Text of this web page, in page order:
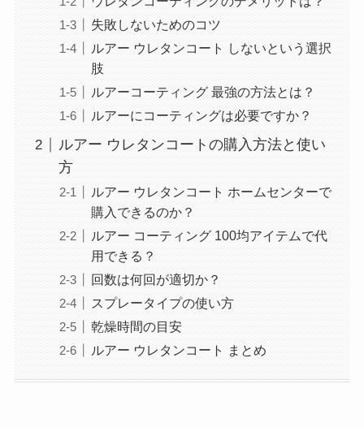
失敗しないためのコツ
ルアー ウレタンコート しないという選択
肢
ルアーコーティング 最強の方法とは？
ルアーにコーティングは必要ですか？
ルアー ウレタンコートの購入方法と使い
方
ルアー ウレタンコート ホームセンターで
購入できるのか？
ルアー コーティング 100均アイテムで代
用できる？
回数は何回が適切か？
スプレータイプの使い方
乾燥時間の目安
ルアー ウレタンコート まとめ